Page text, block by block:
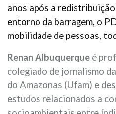
anos após a
entorno da barragem, o
mobilidade de pessoas,
Renan Albuquerque é
colegiado de jornalismo
do Amazonas (Ufam) e
estudos relacionados a